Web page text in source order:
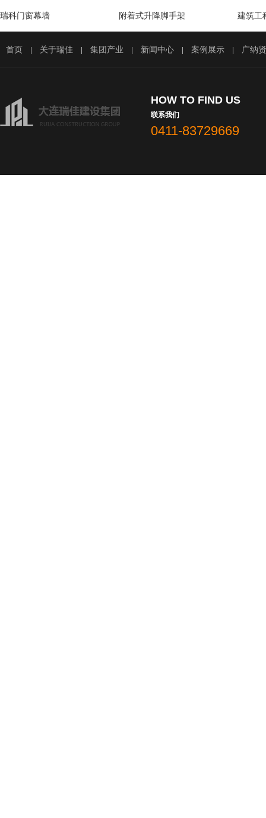
瑞科门窗幕墙 附着式升降脚手架 建筑工
首页 关于瑞佳 集团产业 新闻中心 案例展示 广纳
HOW TO FIND US
联系我们
0411-83729669